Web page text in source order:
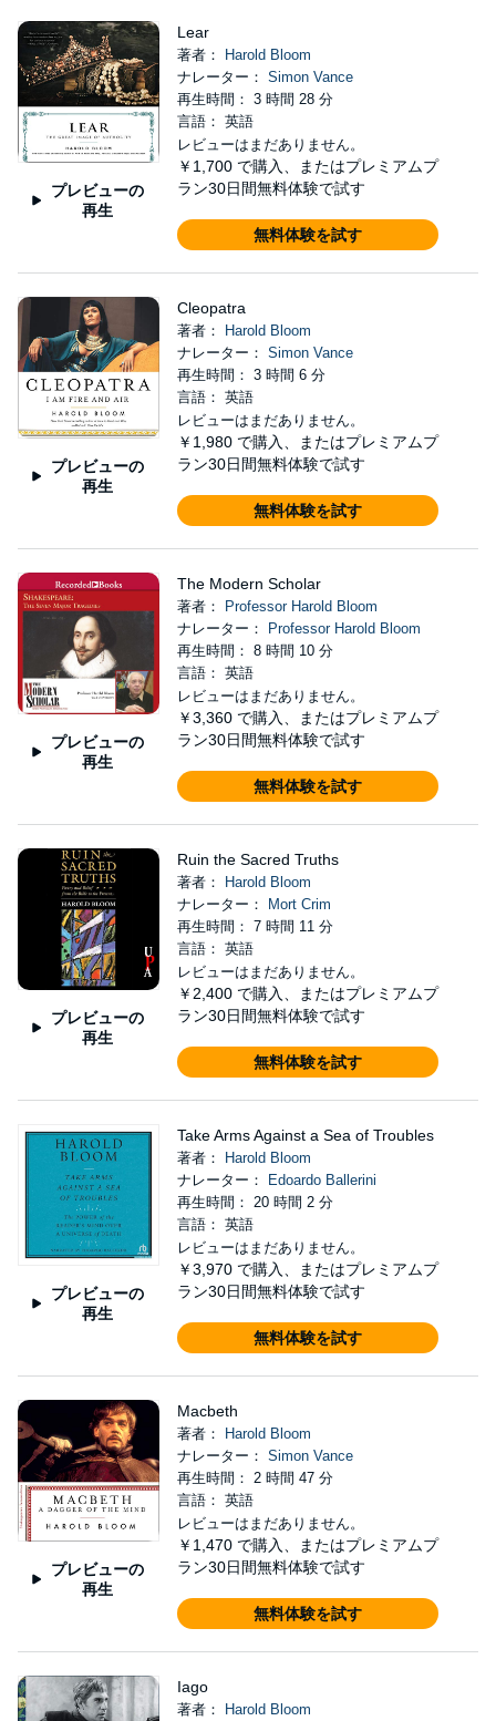
プレビューの
再生
Lear
著者：
Harold Bloom
ナレーター： Simon Vance
再生時間： 3 時間 28 分
言語： 英語
レビューはまだありません。
￥1,700 で購入、またはプレミアムプ
ラン30日間無料体験で試す
無料体験を試す
プレビューの
再生
Cleopatra
著者：
Harold Bloom
ナレーター： Simon Vance
再生時間： 3 時間 6 分
言語： 英語
レビューはまだありません。
￥1,980 で購入、またはプレミアムプ
ラン30日間無料体験で試す
無料体験を試す
プレビューの
再生
The Modern Scholar
著者：
Professor Harold Bloom
ナレーター：
Professor Harold Bloom
再生時間： 8 時間 10 分
言語： 英語
レビューはまだありません。
￥3,360 で購入、またはプレミアムプ
ラン30日間無料体験で試す
無料体験を試す
プレビューの
再生
Ruin the Sacred Truths
著者：
Harold Bloom
ナレーター：
Mort Crim
再生時間： 7 時間 11 分
言語： 英語
レビューはまだありません。
￥2,400 で購入、またはプレミアムプ
ラン30日間無料体験で試す
無料体験を試す
プレビューの
再生
Take Arms Against a Sea of Troubles
著者：
Harold Bloom
ナレーター：
Edoardo Ballerini
再生時間： 20 時間 2 分
言語： 英語
レビューはまだありません。
￥3,970 で購入、またはプレミアムプ
ラン30日間無料体験で試す
無料体験を試す
プレビューの
再生
Macbeth
著者：
Harold Bloom
ナレーター： Simon Vance
再生時間： 2 時間 47 分
言語： 英語
レビューはまだありません。
￥1,470 で購入、またはプレミアムプ
ラン30日間無料体験で試す
無料体験を試す
Iago
著者：
Harold Bloom